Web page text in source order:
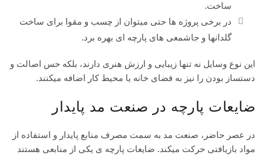
ساخت.
در برخی پروژه ها حتی میتوان از چسب و مقوا برای ساخت
گلدانها و جاشمعی های پارچه ای بهره برد.
این نوع وسایل نه تنها زیبایی و ارزش هنری دارند، بلکه حس اصالت و
دستساز بودن را نیز به فضای خانه یا محیط کار اضافه میکنند.
ضایعات پارچه در صنعت مد پایدار
در عصر حاضر، صنعت مد به سمت مصرف منابع پایدار و استفاده از
مواد بازیافتی حرکت میکند. ضایعات پارچه ی یکی از منابعی هستند